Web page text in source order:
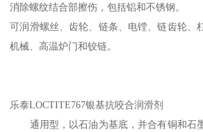
消除螺纹结合部擦伤，包括铝和不锈钢。
可润滑螺丝、齿轮、链条、电镗、链齿轮、
机械、高温炉门和铰链。
乐泰LOCTITE767银基抗咬合润滑剂
通用型，以石油为基底，并合有铜和石